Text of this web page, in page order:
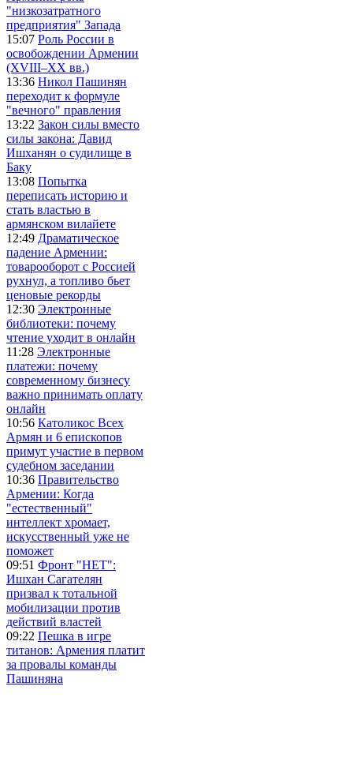
"низкозатратного
предприятия" Запада
15:07 Роль России в
освобождении Армении
(XVIII–XX вв.)
13:36 Никол Пашинян
переходит к формуле
"вечного" правления
13:22 Закон силы вместо
силы закона: Давид
Ишханян о судилище в
Баку
13:08 Попытка
переписать историю и
стать властью в
армянском вилайете
12:49 Драматическое
падение Армении:
товарооборот с Россией
рухнул, а топливо бьет
ценовые рекорды
12:30 Электронные
библиотеки: почему
чтение уходит в онлайн
11:28 Электронные
платежи: почему
современному бизнесу
важно принимать оплату
онлайн
10:56 Католикос Всех
Армян и 6 епископов
примут участие в первом
судебном заседании
10:36 Правительство
Армении: Когда
"естественный"
интеллект хромает,
искусственный уже не
поможет
09:51 Фронт "НЕТ":
Ишхан Сагателян
призвал к тотальной
мобилизации против
действий властей
09:22 Пешка в игре
титанов: Армения платит
за провалы команды
Пашиняна